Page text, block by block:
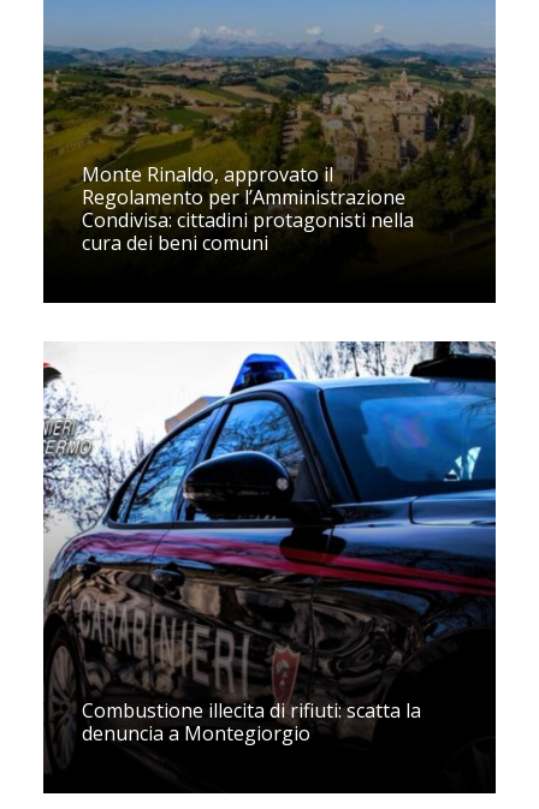
Monte Rinaldo, approvato il
Regolamento per l’Amministrazione
Condivisa: cittadini protagonisti nella
cura dei beni comuni
Combustione illecita di rifiuti: scatta la
denuncia a Montegiorgio